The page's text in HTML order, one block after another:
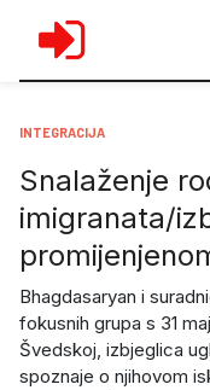
INTEGRACIJA
Snalaženje
imigranata/
Bhagdasaryan i
fokusnih grupa s 31
Švedskoj, izbjeglica
spoznaje o njihovom